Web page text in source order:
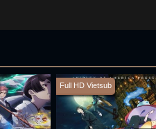
Full HD Vietsub